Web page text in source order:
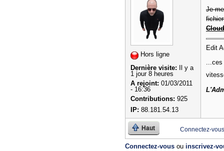
Hors ligne
Dernière visite: Il y a
1 jour 8 heures
A rejoint: 01/03/2011
- 16:36
Contributions: 925
IP: 88.181.54.13
Je
Edit
...ces
Haut Connectez-vous
Connectez-vous ou inscrivez-